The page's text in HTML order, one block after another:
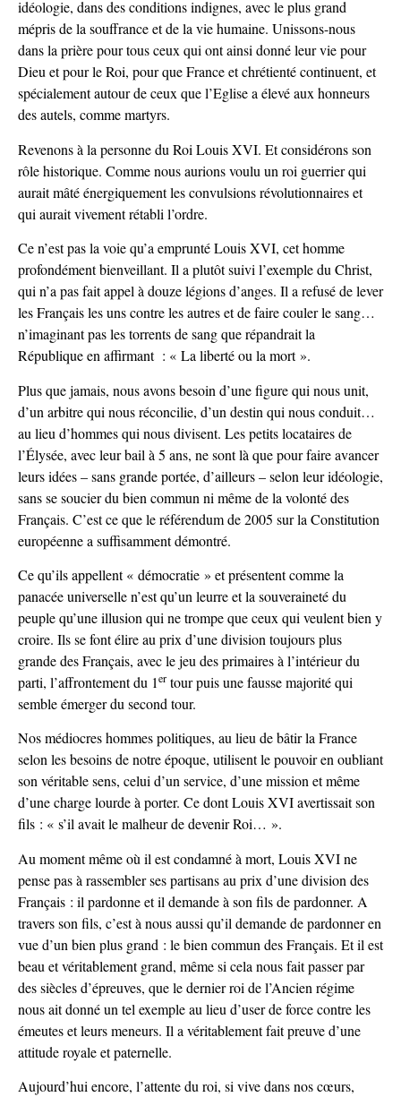
idéologie, dans des conditions indignes, avec le plus grand
mépris de la souffrance et de la vie humaine. Unissons-nous
dans la prière pour tous ceux qui ont ainsi donné leur vie pour
Dieu et pour le Roi, pour que France et chrétienté continuent, et
spécialement autour de ceux que l’Eglise a élevé aux honneurs
des autels, comme martyrs.
Revenons à la personne du Roi Louis XVI. Et considérons son
rôle historique. Comme nous aurions voulu un roi guerrier qui
aurait mâté énergiquement les convulsions révolutionnaires et
qui aurait vivement rétabli l’ordre.
Ce n’est pas la voie qu’a emprunté Louis XVI, cet homme
profondément bienveillant. Il a plutôt suivi l’exemple du Christ,
qui n’a pas fait appel à douze légions d’anges. Il a refusé de lever
les Français les uns contre les autres et de faire couler le sang…
n’imaginant pas les torrents de sang que répandrait la
République en affirmant : « La liberté ou la mort ».
Plus que jamais, nous avons besoin d’une figure qui nous unit,
d’un arbitre qui nous réconcilie, d’un destin qui nous conduit…
au lieu d’hommes qui nous divisent. Les petits locataires de
l’Élysée, avec leur bail à 5 ans, ne sont là que pour faire avancer
leurs idées – sans grande portée, d’ailleurs – selon leur idéologie,
sans se soucier du bien commun ni même de la volonté des
Français. C’est ce que le référendum de 2005 sur la Constitution
européenne a suffisamment démontré.
Ce qu’ils appellent « démocratie » et présentent comme la
panacée universelle n’est qu’un leurre et la souveraineté du
peuple qu’une illusion qui ne trompe que ceux qui veulent bien y
croire. Ils se font élire au prix d’une division toujours plus
grande des Français, avec le jeu des primaires à l’intérieur du
parti, l’affrontement du 1er tour puis une fausse majorité qui
semble émerger du second tour.
Nos médiocres hommes politiques, au lieu de bâtir la France
selon les besoins de notre époque, utilisent le pouvoir en oubliant
son véritable sens, celui d’un service, d’une mission et même
d’une charge lourde à porter. Ce dont Louis XVI avertissait son
fils : « s’il avait le malheur de devenir Roi… ».
Au moment même où il est condamné à mort, Louis XVI ne
pense pas à rassembler ses partisans au prix d’une division des
Français : il pardonne et il demande à son fils de pardonner. A
travers son fils, c’est à nous aussi qu’il demande de pardonner en
vue d’un bien plus grand : le bien commun des Français. Et il est
beau et véritablement grand, même si cela nous fait passer par
des siècles d’épreuves, que le dernier roi de l’Ancien régime
nous ait donné un tel exemple au lieu d’user de force contre les
émeutes et leurs meneurs. Il a véritablement fait preuve d’une
attitude royale et paternelle.
Aujourd’hui encore, l’attente du roi, si vive dans nos cœurs,